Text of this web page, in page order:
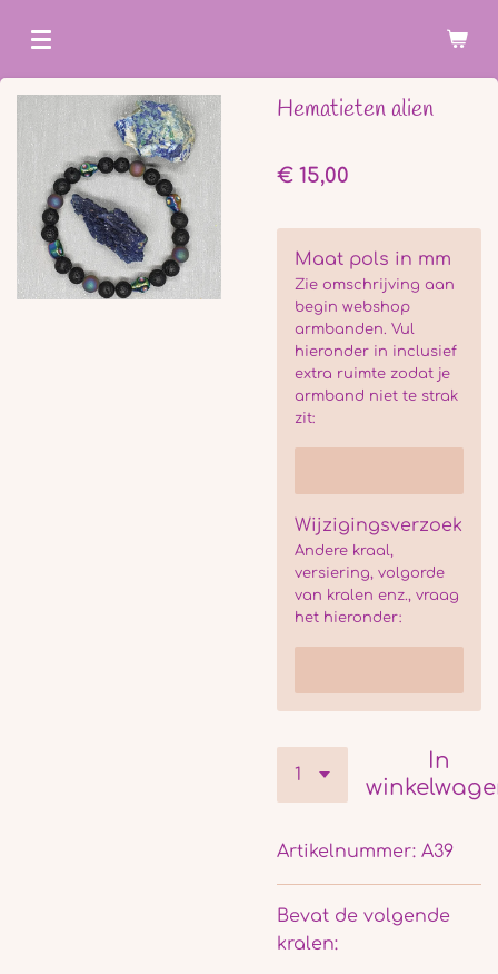
direct
naar
hoofdinhoud
Hematieten alien
€ 15,00
Maat pols in mm
Zie omschrijving aan
begin webshop
armbanden. Vul
hieronder in inclusief
extra ruimte zodat je
armband niet te strak
zit:
Wijzigingsverzoek
Andere kraal,
versiering, volgorde
van kralen enz., vraag
het hieronder:
In
Artikelnummer: A39
Bevat de volgende
kralen: